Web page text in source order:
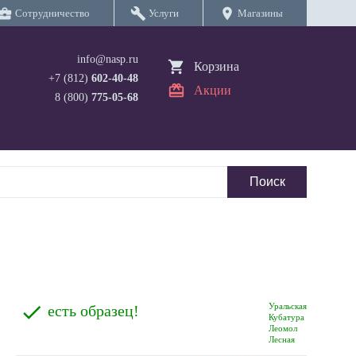
Сотрудничество build Услуги location_on Магазины
info@nasp.ru
+7 (812) 602-40-48
8 (800) 775-05-68
Корзина
Акции
Уральская
Кубатура
Леомол
Лесная
есть образец!